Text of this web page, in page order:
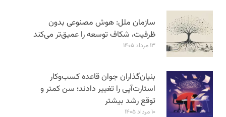
سازمان ملل: هوش مصنوعی بدون
ظرفیت، شکاف توسعه را عمیق‌تر می‌کند
۱۳ مرداد ۱۴۰۵
بنیان‌گذاران جوان قاعده کسب‌وکار
استارت‌آپی را تغییر دادند؛ سن‌ کمتر و
توقع رشد بیشتر
۱۰ مرداد ۱۴۰۵